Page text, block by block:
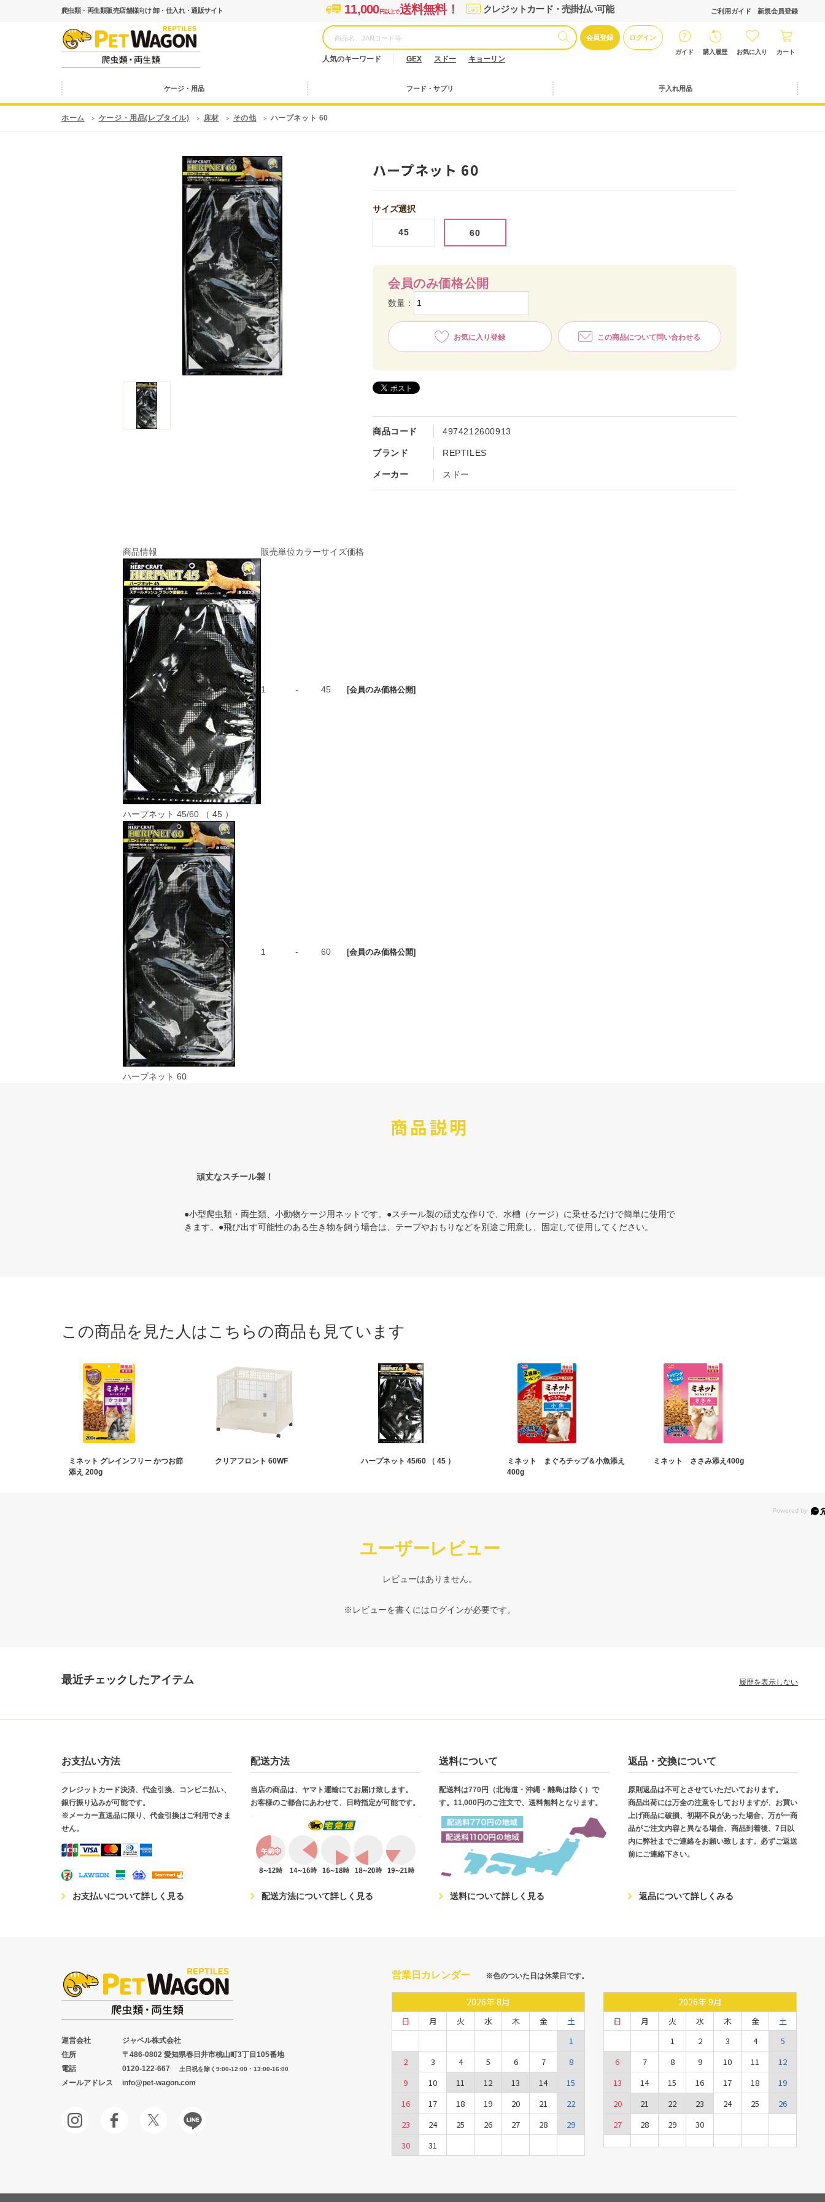
爬虫類・両生類販売店舗様向け 卸・仕入れ・通販サイト 11,000円以上で送料無料！ クレジットカード・売掛払い可能
会員登録 ログイン
人気のキーワード GEX スドー キョーリン
ご利用ガイド 新規会員登録
ガイド 購入履歴 お気に入り カート
ケージ・用品 フード・サプリ 手入れ用品
ホーム ケージ・用品(レプタイル) 床材 その他 ハープネット 60
ハープネット 60
商品コード 4974212600913
ブランド REPTILES
メーカー スドー
サイズ選択
45 60
会員のみ価格公開
数量：
お気に入り登録 この商品について問い合わせる
商品情報 販売単位カラーサイズ価格
ハープネット 45/60 （ 45 ）
1 - 45 [会員のみ価格公開]
ハープネット 60
1 - 60 [会員のみ価格公開]
商品説明
頑丈なスチール製！
●小型爬虫類・両生類、小動物ケージ用ネットです。●スチール製の頑丈な作りで、水槽（ケージ）に乗せるだけで簡単に使用で
きます。●飛び出す可能性のある生き物を飼う場合は、テープやおもりなどを別途ご用意し、固定して使用してください。
この商品を見た人はこちらの商品も見ています
ミネット グレインフリー かつお節
添え 200g
クリアフロント 60WF ハープネット 45/60 （ 45 ）
ミネット まぐろチップ＆小魚添え
400g
ミネット ささみ添え400g
ユーザーレビュー
レビューはありません。
※レビューを書くにはログインが必要です。
最近チェックしたアイテム 履歴を表示しない
お支払い方法
クレジットカード決済、代金引換、コンビニ払い、
銀行振り込みが可能です。
※メーカー直送品に限り、代金引換はご利用できま
せん。
お支払いについて詳しく見る
配送方法
当店の商品は、ヤマト運輸にてお届け致します。
お客様のご都合にあわせて、日時指定が可能です。
配送方法について詳しく見る
送料について
配送料は770円（北海道・沖縄・離島は除く）で
す。11,000円のご注文で、送料無料となります。
送料について詳しく見る
返品・交換について
原則返品は不可とさせていただいております。
商品出荷には万全の注意をしておりますが、お買い
上げ商品に破損、初期不良があった場合、万が一商
品がご注文内容と異なる場合、商品到着後、7日以
内に弊社までご連絡をお願い致します。必ずご返送
前にご連絡下さい。
返品について詳しくみる
運営会社
ジャペル株式会社
住所
〒486-0802 愛知県春日井市桃山町3丁目105番地
電話
0120-122-667 土日祝を除く9:00-12:00・13:00-16:00
メールアドレス info@pet-wagon.com
営業日カレンダー ※色のついた日は休業日です。
2026年8月
日 月 火 水 木 金
土
1
2
3 4 5 6 7
8
9
10 11 12 13 14
15
16
17 18 19 20 21
22
23
24 25 26 27 28
29
30
31
2026年9月
日 月 火 水 木 金
土
1
2 3 4
5
6
7 8 9 10 11
12
13
14 15 16 17 18
19
20
21 22 23 24 25
26
27
28 29 30